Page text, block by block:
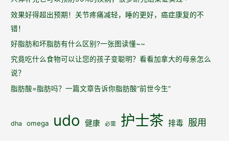
效果好得超出预期！关节疼痛减轻，睡的更好，癌症康复的不
错！
好脂肪和坏脂肪有什么区别?一张图读懂~~
究竟吃什么食物可以让您的孩子变聪明？看看加拿大的母亲怎么
说？
脂肪酸=脂肪吗？一篇文章告诉你脂肪酸“前世今生”
dha omega udo 健康 必需 护士茶 排毒 服用